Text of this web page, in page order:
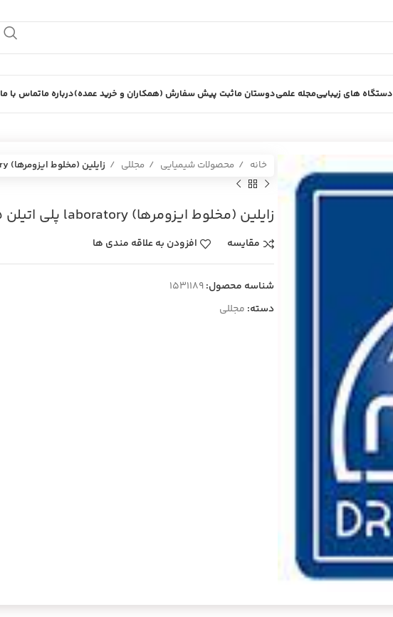
دستگاه های زیباییمجله علمیدوستان ماثبت پیش سفارش (همکاران و خرید عمده)درباره ماتماس با ما
خانه محصولات شیمیایی مجللی زايلين (مخلوط ايزومرها) laboratory پلي اتيلن 5ليتري مجللي
زايلين (مخلوط ايزومرها) laboratory پلي اتيلن 5ليتري مجللي
مقایسه افزودن به علاقه مندی ها
شناسه محصول:1531189
دسته: مجللی